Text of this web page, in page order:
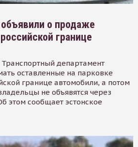
о продаже
границе
Транспортный департамент
оставленные на парковке
границе автомобили, а потом
не объявятся через
этом сообщает эстонское